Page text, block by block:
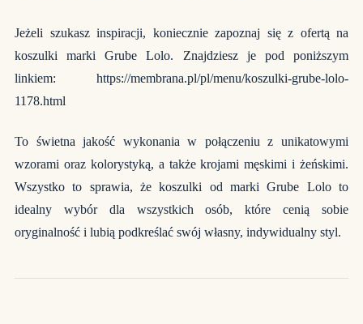
Jeżeli szukasz inspiracji, koniecznie zapoznaj się z ofertą na
koszulki marki Grube Lolo. Znajdziesz je pod poniższym
linkiem: https://membrana.pl/pl/menu/koszulki-grube-lolo-
1178.html
To świetna jakość wykonania w połączeniu z unikatowymi
wzorami oraz kolorystyką, a także krojami męskimi i żeńskimi.
Wszystko to sprawia, że koszulki od marki Grube Lolo to
idealny wybór dla wszystkich osób, które cenią sobie
oryginalność i lubią podkreślać swój własny, indywidualny styl.